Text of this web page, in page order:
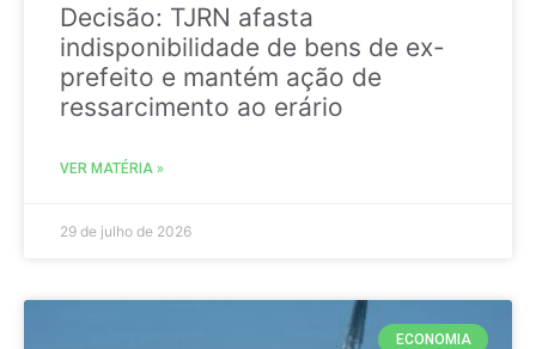
Decisão: TJRN afasta
indisponibilidade de bens de ex-
prefeito e mantém ação de
ressarcimento ao erário
VER MATÉRIA »
29 de julho de 2026
ECONOMIA